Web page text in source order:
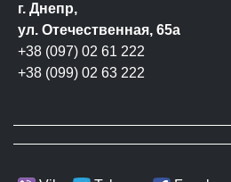
г. Днепр,
ул. Отечественная, 65а
+38 (097) 02 61 222
+38 (099) 02 63 222